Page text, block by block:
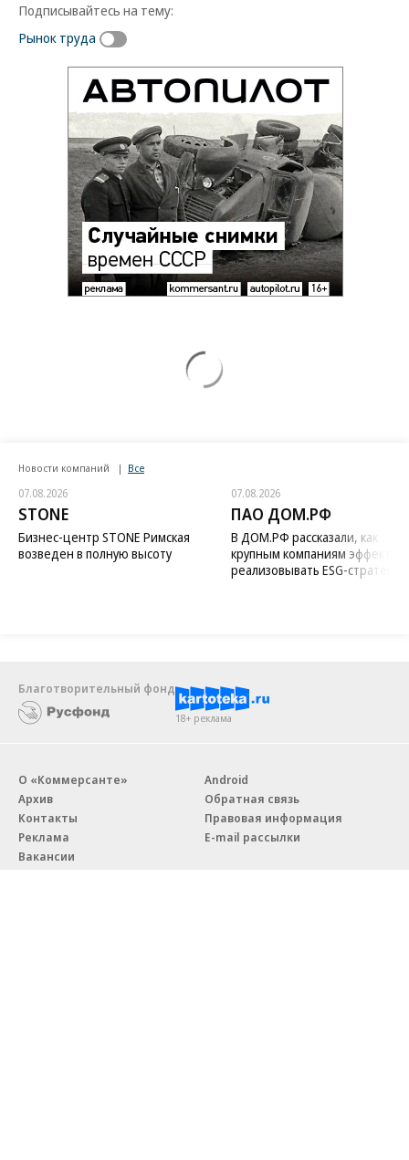
Подписывайтесь на тему:
Рынок труда
Новости компаний Все
07.08.2026
STONE
Бизнес-центр STONE Римская
возведен в полную высоту
07.08.2026
ПАО ДОМ.РФ
В ДОМ.РФ рассказали, как
крупным компаниям
реализовывать ESG-стратегию
Благотворительный фонд
18+ реклама
О «Коммерсанте»
Архив
Контакты
Реклама
Вакансии
Android
Обратная связь
Правовая информация
E-mail рассылки